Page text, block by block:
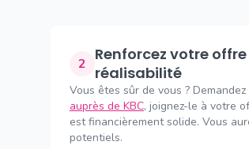
2 Renforcez votre offre avec un certificat de
réalisabilité
Vous êtes sûr de vous ?
auprès de KBC, joignez-le à votre
est financièrement solide. Vous
potentiels.